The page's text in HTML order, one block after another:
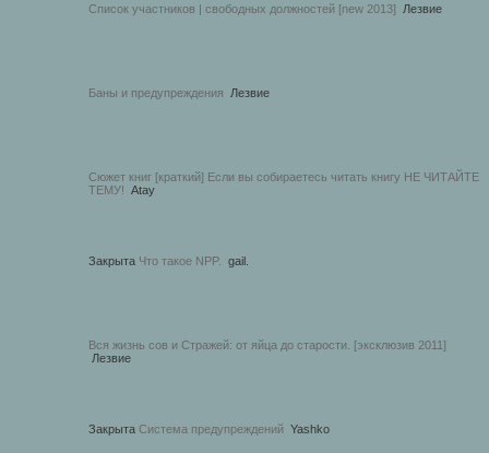
Список участников | свободных должностей [new 2013] Лезвие
Баны и предупреждения Лезвие
Сюжет книг [краткий] Если вы собираетесь читать книгу НЕ ЧИТАЙТЕ
ТЕМУ! Atay
Закрыта Что такое NPP. gail.
Вся жизнь сов и Стражей: от яйца до старости. [эксклюзив 2011]
Лезвие
Закрыта Система предупреждений Yashko